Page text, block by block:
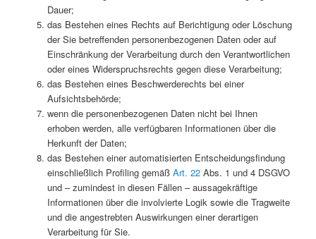
Dauer;
das Bestehen eines Rechts auf Berichtigung oder Löschung
der Sie betreffenden personenbezogenen Daten oder auf
Einschränkung der Verarbeitung durch den Verantwortlichen
oder eines Widerspruchsrechts gegen diese Verarbeitung;
das Bestehen eines Beschwerderechts bei einer
Aufsichtsbehörde;
wenn die personenbezogenen Daten nicht bei Ihnen
erhoben werden, alle verfügbaren Informationen über die
Herkunft der Daten;
das Bestehen einer automatisierten Entscheidungsfindung
einschließlich Profiling gemäß Art. 22Abs. 1 und 4 DSGVO
und – zumindest in diesen Fällen – aussagekräftige
Informationen über die involvierte Logik sowie die Tragweite
und die angestrebten Auswirkungen einer derartigen
Verarbeitung für Sie.